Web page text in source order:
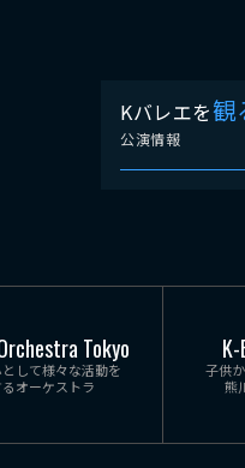
Kバレエを観
公演情報
Tokyo
して様々な活動を
オーケストラ
K-
子供
熊